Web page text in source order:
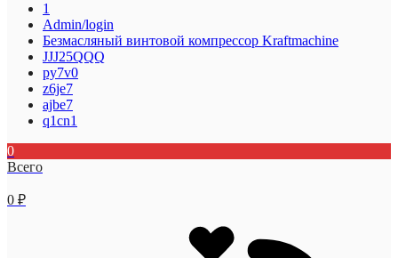
1
Admin/login
Безмасляный винтовой компрессор Kraftmaсhine
JJJ25QQQ
py7v0
z6je7
ajbe7
q1cn1
0
Всего
0 ₽